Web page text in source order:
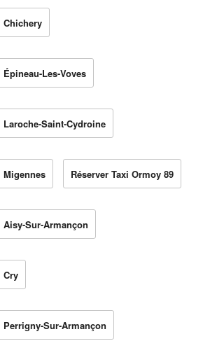
Chichery
Épineau-Les-Voves
Laroche-Saint-Cydroine
Migennes Réserver Taxi Ormoy 89
Aisy-Sur-Armançon
Cry
Perrigny-Sur-Armançon